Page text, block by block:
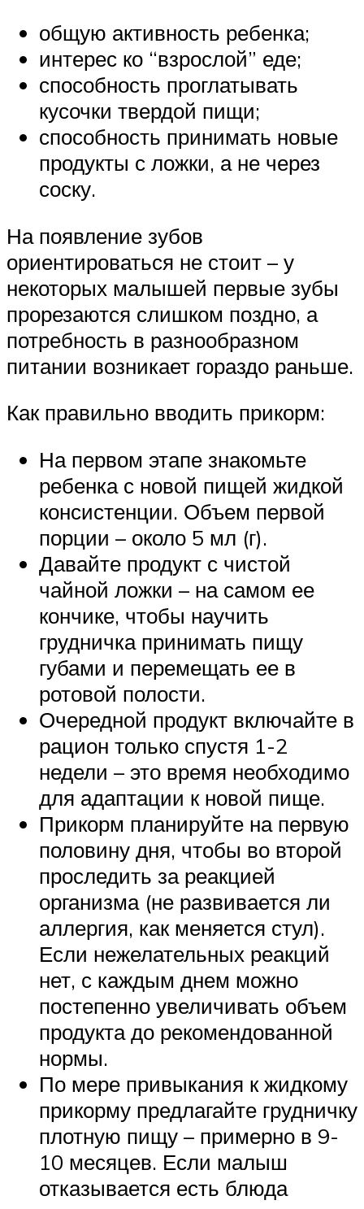
общую активность ребенка;
интерес ко “взрослой” еде;
способность проглатывать
кусочки твердой пищи;
способность принимать новые
продукты с ложки, а не через
соску.
На появление зубов
ориентироваться не стоит – у
некоторых малышей первые зубы
прорезаются слишком поздно, а
потребность в разнообразном
питании возникает гораздо раньше.
Как правильно вводить прикорм:
На первом этапе знакомьте
ребенка с новой пищей жидкой
консистенции. Объем первой
порции – около 5 мл (г).
Давайте продукт с чистой
чайной ложки – на самом ее
кончике, чтобы научить
грудничка принимать пищу
губами и перемещать ее в
ротовой полости.
Очередной продукт включайте в
рацион только спустя 1-2
недели – это время необходимо
для адаптации к новой пище.
Прикорм планируйте на первую
половину дня, чтобы во второй
проследить за реакцией
организма (не развивается ли
аллергия, как меняется стул).
Если нежелательных реакций
нет, с каждым днем можно
постепенно увеличивать объем
продукта до рекомендованной
нормы.
По мере привыкания к жидкому
прикорму предлагайте грудничку
плотную пищу – примерно в 9-
10 месяцев. Если малыш
отказывается есть блюда